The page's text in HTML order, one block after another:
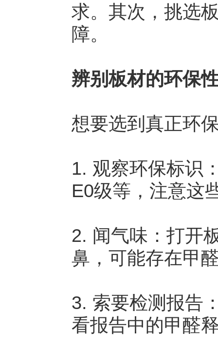
求。其次，挑选
障。
辨别板材的环保
想要选到真正环
1. 观察环保标识
E0级等，注意这
2. 闻气味：打开
鼻，可能存在甲
3. 索要检测报告
看报告中的甲醛